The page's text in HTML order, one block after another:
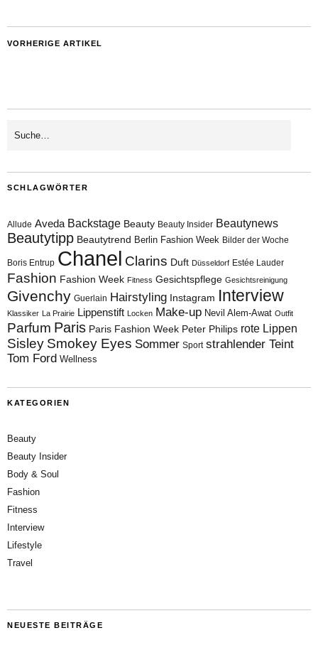
VORHERIGE ARTIKEL
SCHLAGWÖRTER
Allude Aveda Backstage Beauty Beauty Insider Beautynews
Beautytipp Beautytrend Berlin Fashion Week Bilder der Woche
Boris Entrup Chanel Clarins Duft Düsseldorf Estée Lauder
Fashion Fashion Week Fitness Gesichtspflege Gesichtsreinigung
Givenchy Guerlain Hairstyling Instagram Interview
Klassiker La Prairie Lippenstift Locken Make-up Nevil Alem-Awat Outfit
Parfum Paris Paris Fashion Week Peter Philips rote Lippen
Sisley Smokey Eyes Sommer Sport strahlender Teint
Tom Ford Wellness
KATEGORIEN
Beauty
Beauty Insider
Body & Soul
Fashion
Fitness
Interview
Lifestyle
Travel
NEUESTE BEITRÄGE